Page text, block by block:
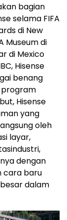
bagian
selama FIFA
di New
Museum di
di Mexico
Hisense
benang
program
Hisense
yang
oleh
layar,
dengan
cara baru
dalam